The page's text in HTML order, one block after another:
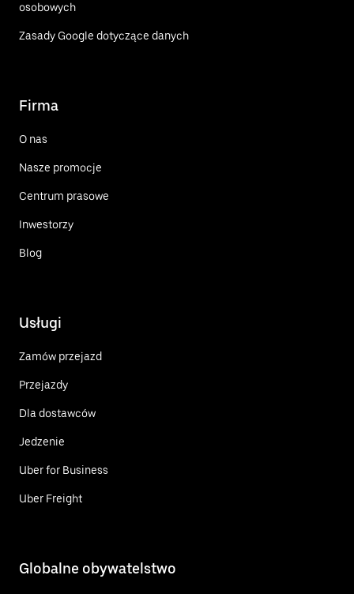
osobowych
Zasady Google dotyczące danych
Firma
O nas
Nasze promocje
Centrum prasowe
Inwestorzy
Blog
Usługi
Zamów przejazd
Przejazdy
Dla dostawców
Jedzenie
Uber for Business
Uber Freight
Globalne obywatelstwo